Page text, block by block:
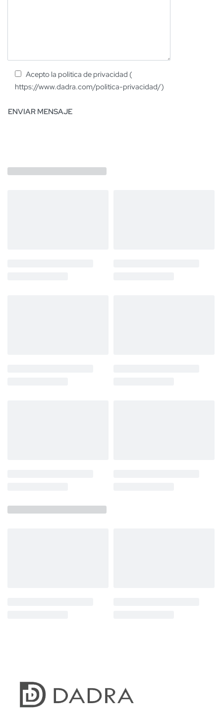
Acepto la politica de privacidad (
https://www.dadra.com/politica-privacidad/)